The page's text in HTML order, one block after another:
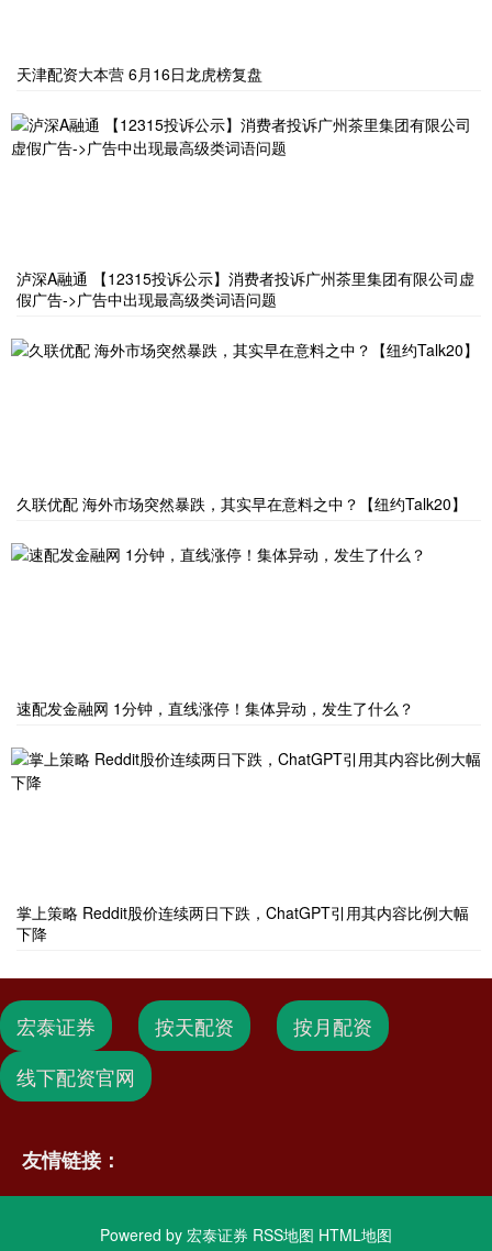
天津配资大本营 6月16日龙虎榜复盘
泸深A融通 【12315投诉公示】消费者投诉广州茶里集团有限公司虚
假广告->广告中出现最高级类词语问题
久联优配 海外市场突然暴跌，其实早在意料之中？【纽约Talk20】
速配发金融网 1分钟，直线涨停！集体异动，发生了什么？
掌上策略 Reddit股价连续两日下跌，ChatGPT引用其内容比例大幅
下降
宏泰证券 按天配资
按月配资
线下配资官网
友情链接：
Powered by 宏泰证券 RSS地图 HTML地图